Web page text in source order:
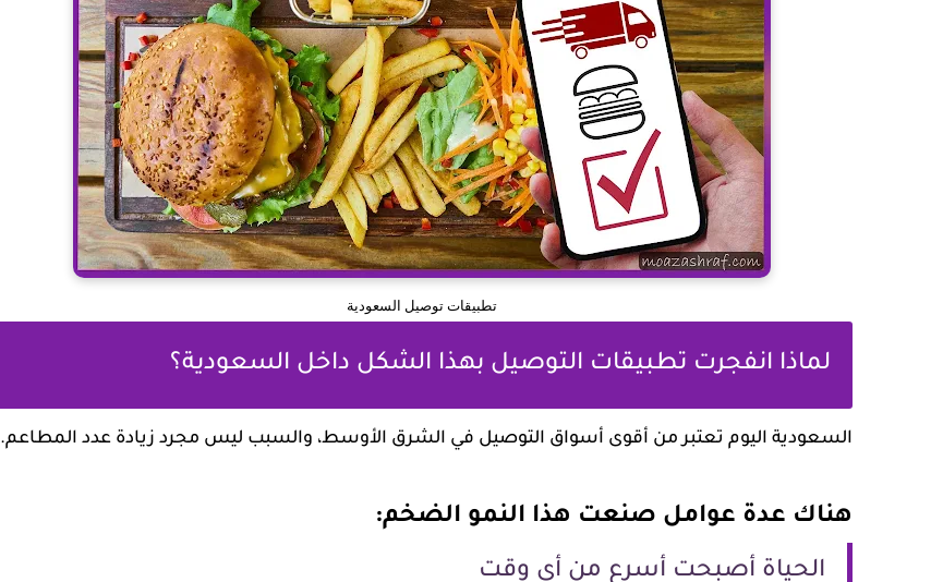
تطبيقات توصيل السعودية
لماذا انفجرت تطبيقات التوصيل بهذا الشكل داخل السعودية؟
السعودية اليوم تعتبر من أقوى أسواق التوصيل في الشرق الأوسط، والسبب ليس مجرد زيادة عدد المطاعم.
هناك عدة عوامل صنعت هذا النمو الضخم:
الحياة أصبحت أسرع من أي وقت